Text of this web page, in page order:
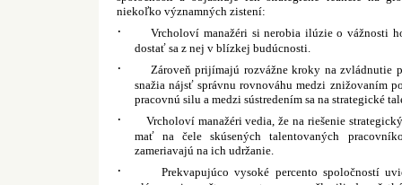
niekoľko významných zistení:
·
Vrcholoví manažéri si nerobia ilúzie o vážnosti
dostať sa z nej v blízkej budúcnosti.
·
Zároveň prijímajú rozvážne kroky na zvládnutie
snažia nájsť správnu rovnováhu medzi znižovaním
pracovnú silu a medzi sústredením sa na strategické
·
Vrcholoví manažéri vedia, že na riešenie
mať na čele skúsených talentovaných
zameriavajú na ich udržanie.
·
Prekvapujúco vysoké percento spoločností